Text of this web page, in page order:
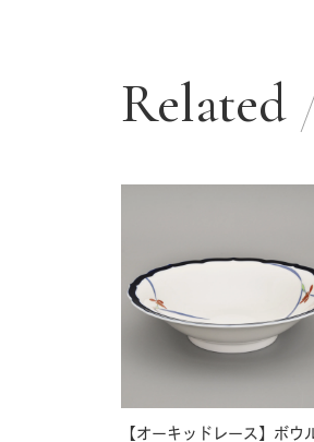
Related
【オーキッドレース】ボウ